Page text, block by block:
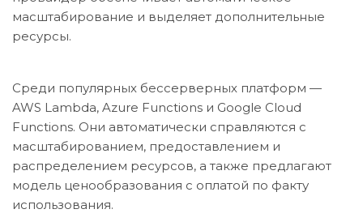
масштабирование и выделяет дополнительные
ресурсы.
Среди популярных бессерверных платформ —
AWS Lambda, Azure Functions и Google Cloud
Functions. Они автоматически справляются с
масштабированием, предоставлением и
распределением ресурсов, а также предлагают
модель ценообразования с оплатой по факту
использования.